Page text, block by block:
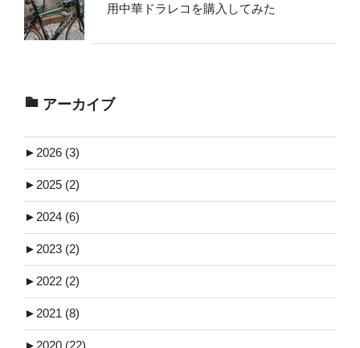
用中華ドラレコを購入してみた
アーカイブ
► 2026 (3)
► 2025 (2)
► 2024 (6)
► 2023 (2)
► 2022 (2)
► 2021 (8)